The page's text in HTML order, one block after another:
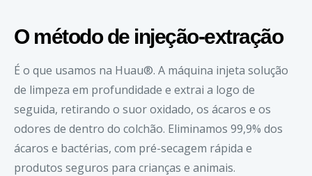
O método de injeção-extração
É o que usamos na Huau®. A máquina injeta solução
de limpeza em profundidade e extrai a logo de
seguida, retirando o suor oxidado, os ácaros e os
odores de dentro do colchão. Eliminamos 99,9% dos
ácaros e bactérias, com pré-secagem rápida e
produtos seguros para crianças e animais.